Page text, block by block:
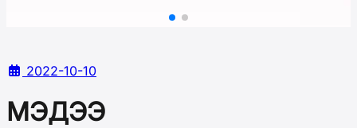
2022-10-10
МЭДЭЭ